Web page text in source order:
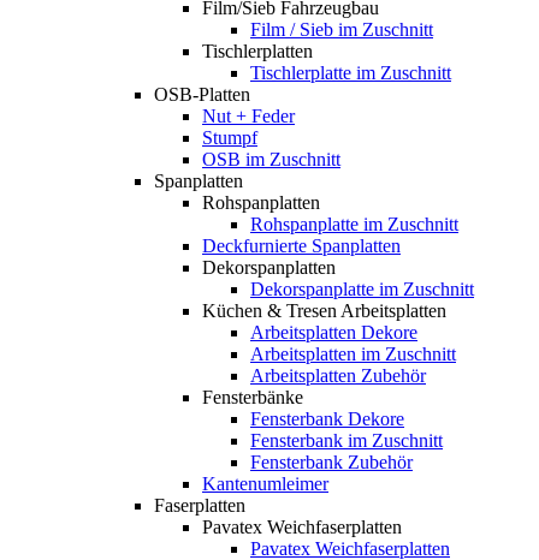
Film/Sieb Fahrzeugbau
Film / Sieb im Zuschnitt
Tischlerplatten
Tischlerplatte im Zuschnitt
OSB-Platten
Nut + Feder
Stumpf
OSB im Zuschnitt
Spanplatten
Rohspanplatten
Rohspanplatte im Zuschnitt
Deckfurnierte Spanplatten
Dekorspanplatten
Dekorspanplatte im Zuschnitt
Küchen & Tresen Arbeitsplatten
Arbeitsplatten Dekore
Arbeitsplatten im Zuschnitt
Arbeitsplatten Zubehör
Fensterbänke
Fensterbank Dekore
Fensterbank im Zuschnitt
Fensterbank Zubehör
Kantenumleimer
Faserplatten
Pavatex Weichfaserplatten
Pavatex Weichfaserplatten